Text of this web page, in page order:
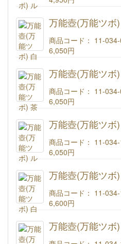
万能壺(万能ツボ
商品コード： 11-
6,050円
万能壺(万能ツボ
商品コード： 11-
6,050円
万能壺(万能ツボ
商品コード： 11-
6,050円
万能壺(万能ツボ
商品コード： 11-
6,600円
万能壺(万能ツボ